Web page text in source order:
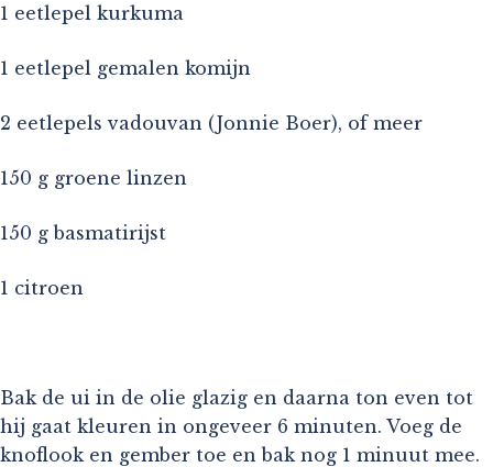
1 eetlepel kurkuma
1 eetlepel gemalen komijn
2 eetlepels vadouvan (Jonnie Boer), of meer
150 g groene linzen
150 g basmatirijst
1 citroen
Bak de ui in de olie glazig en daarna ton even tot
hij gaat kleuren in ongeveer 6 minuten. Voeg de
knoflook en gember toe en bak nog 1 minuut mee.